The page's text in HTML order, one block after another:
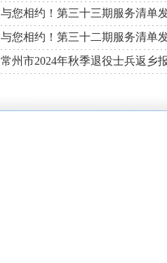
与您相约！第三十三期服务清单
与您相约！第三十二期服务清单
常州市2024年秋季退役士兵返乡